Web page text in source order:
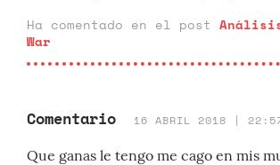
Ha comentado en el post
War
Comentario 16 ABRIL 2018 |
Que ganas le tengo me cago en mis